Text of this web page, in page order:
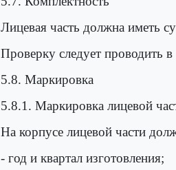
Лицевая часть должна иметь
Проверку следует проводить
5.8. Маркировка
5.8.1. Маркировка лицевой
На корпусе лицевой части
- год и квартал изготовления;